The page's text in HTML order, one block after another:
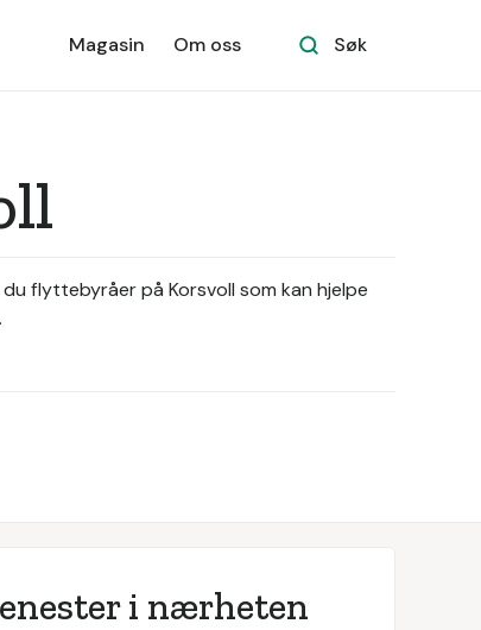
Magasin Om oss Søk
flyttebyråer på Korsvoll som kan hjelpe
i nærheten